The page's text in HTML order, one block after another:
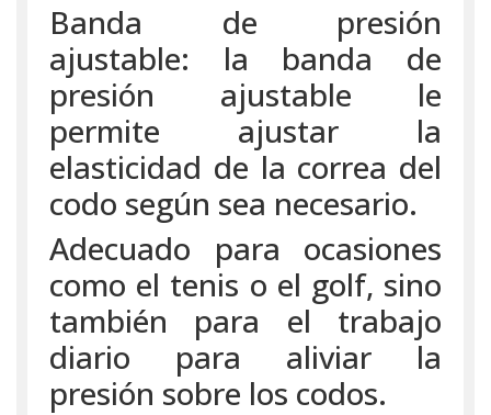
Banda de presión
ajustable: la banda de
presión ajustable le
permite ajustar la
elasticidad de la correa del
codo según sea necesario.
Adecuado para ocasiones
como el tenis o el golf, sino
también para el trabajo
diario para aliviar la
presión sobre los codos.